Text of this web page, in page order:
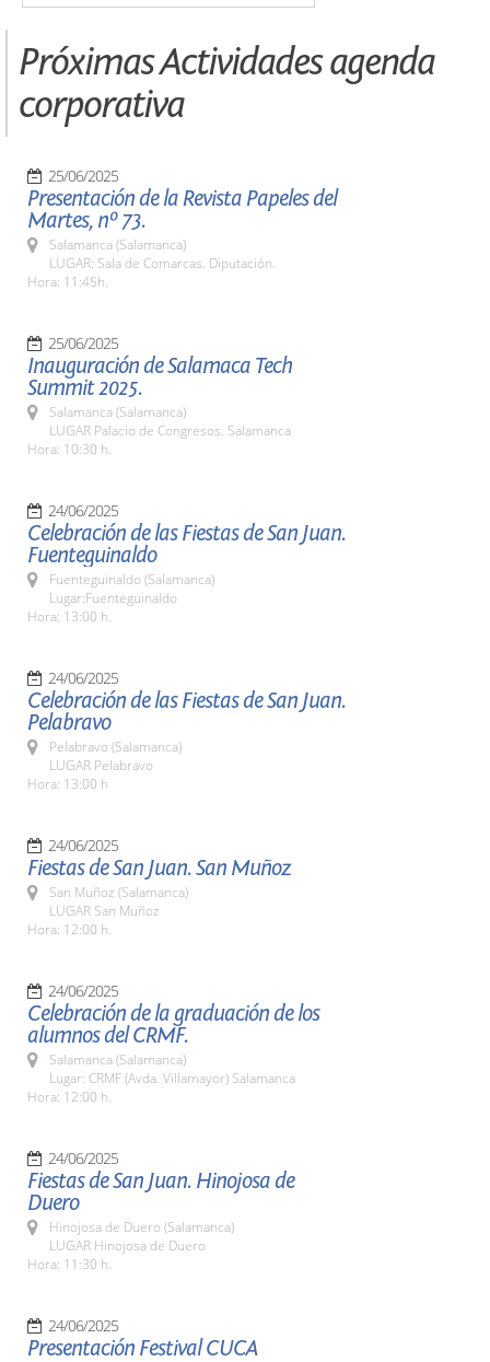
Próximas Actividades agenda
corporativa
25/06/2025
Presentación de la Revista Papeles del
Martes, nº 73.
Salamanca (Salamanca)
LUGAR: Sala de Comarcas. Diputación.
Hora: 11:45h.
25/06/2025
Inauguración de Salamaca Tech
Summit 2025.
Salamanca (Salamanca)
LUGAR Palacio de Congresos. Salamanca
Hora: 10:30 h.
24/06/2025
Celebración de las Fiestas de San Juan.
Fuenteguinaldo
Fuenteguinaldo (Salamanca)
Lugar:Fuenteguinaldo
Hora: 13:00 h.
24/06/2025
Celebración de las Fiestas de San Juan.
Pelabravo
Pelabravo (Salamanca)
LUGAR Pelabravo
Hora: 13:00 h
24/06/2025
Fiestas de San Juan. San Muñoz
San Muñoz (Salamanca)
LUGAR San Muñoz
Hora: 12:00 h.
24/06/2025
Celebración de la graduación de los
alumnos del CRMF.
Salamanca (Salamanca)
Lugar: CRMF (Avda. Villamayor) Salamanca
Hora: 12:00 h.
24/06/2025
Fiestas de San Juan. Hinojosa de
Duero
Hinojosa de Duero (Salamanca)
LUGAR Hinojosa de Duero
Hora: 11:30 h.
24/06/2025
Presentación Festival CUCA